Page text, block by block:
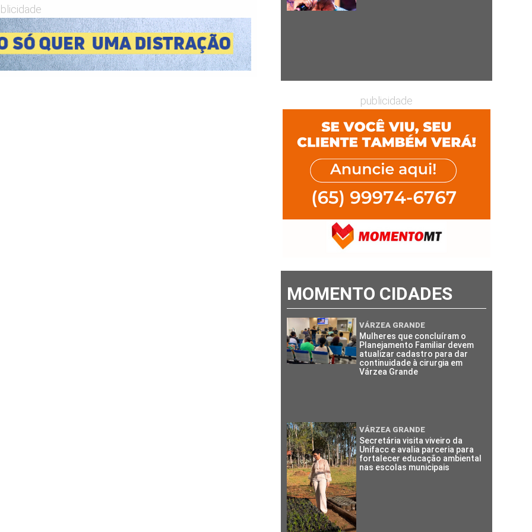
publicidade
MOMENTO CIDADES
VÁRZEA GRANDE
Mulheres que concluíram o
Planejamento Familiar devem
atualizar cadastro para dar
continuidade à cirurgia em
Várzea Grande
VÁRZEA GRANDE
Secretária visita viveiro da
Unifacc e avalia parceria para
fortalecer educação ambiental
nas escolas municipais